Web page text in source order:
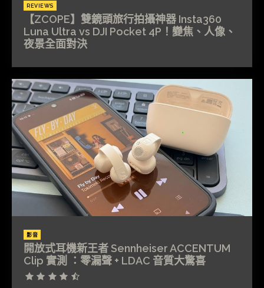
REVIEWS
【ZCOPE】雙鏡頭旅行拍攝神器 Insta360
Luna Ultra vs DJI Pocket 4P！變焦、人像、
夜景全面對決
影音
開放式耳機新王者 Sennheiser ACCENTUM
Clip 實測 ：零漏聲 + LDAC 音質大驚喜